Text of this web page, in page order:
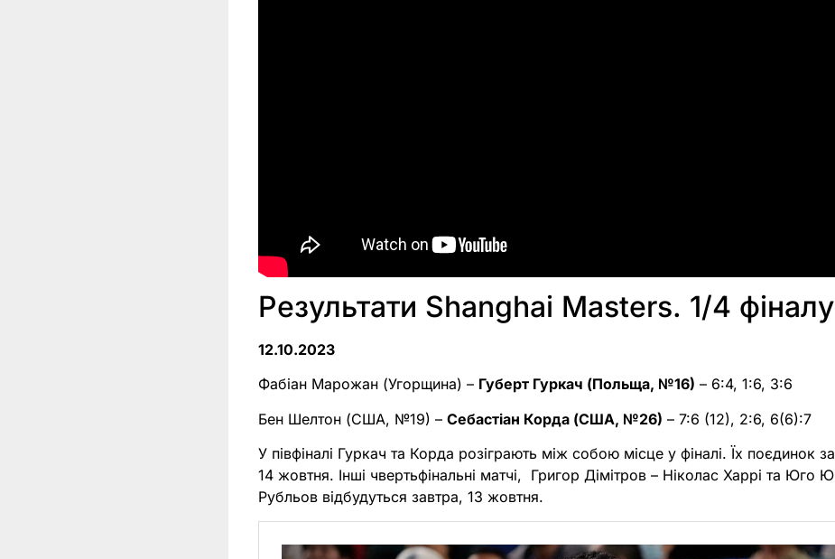
Результати Shanghai Masters. 1/4 фіналу
12.10.2023
Фабіан Марожан (Угорщина) – Губерт Гуркач (Польща, №16) – 6:4, 1:6, 3:6
Бен Шелтон (США, №19) –Себастіан Корда (США, №26) – 7:6 (12), 2:6, 6(6):7
У півфіналі Гуркач та Корда розіграють між собою місце у фіналі. Їх поєдинок
14 жовтня. Інші чвертьфінальні матчі, Григор Дімітров – Ніколас Харрі та Юго
Рубльов відбудуться завтра, 13 жовтня.